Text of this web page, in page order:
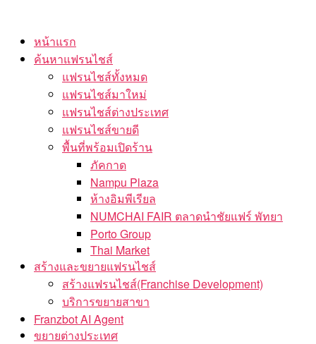
content
หน้าแรก
ค้นหาแฟรนไชส์
แฟรนไชส์ทั้งหมด
แฟรนไชส์มาใหม่
แฟรนไชส์ต่างประเทศ
แฟรนไชส์ขายดี
พื้นที่พร้อมเปิดร้าน
ภัคกาด
Nampu Plaza
ห้างอิมพีเรียล
NUMCHAI FAIR ตลาดนำชัยแฟร์ พัทยา
Porto Group
Thai Market
สร้างและขยายแฟรนไชส์
สร้างแฟรนไชส์(Franchise Development)
บริการขยายสาขา
Franzbot AI Agent
ขยายต่างประเทศ